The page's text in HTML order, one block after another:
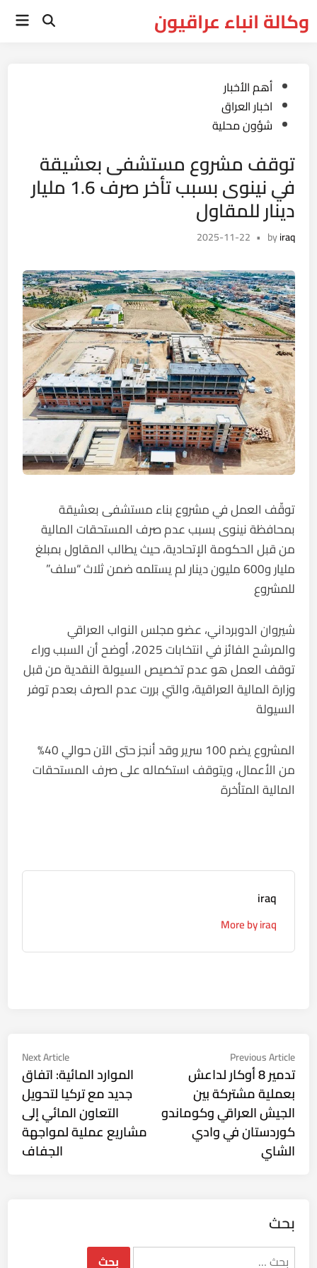
toوكالة انباء عراقيون Open
Posted
in
أهم الأخبار
اخبار العراق
شؤون محلية
توقف مشروع مستشفى بعشيقة
في نينوى بسبب تأخر صرف 1.6 مليار
دينار للمقاول
byiraq
•
2025-11-22
توقّف العمل في مشروع بناء مستشفى بعشيقة
بمحافظة نينوى بسبب عدم صرف المستحقات المالية
من قبل الحكومة الإتحادية، حيث يطالب المقاول بمبلغ
مليار و600 مليون دينار لم يستلمه ضمن ثلاث “سلف”
للمشروع
شيروان الدوبرداني، عضو مجلس النواب العراقي
والمرشح الفائز في انتخابات 2025، أوضح أن السبب وراء
توقف العمل هو عدم تخصيص السيولة النقدية من قبل
وزارة المالية العراقية، والتي بررت عدم الصرف بعدم توفر
السيولة
المشروع يضم 100 سرير وقد أنجز حتى الآن حوالي 40%
من الأعمال، ويتوقف استكماله على صرف المستحقات
المالية المتأخرة
iraq
More by iraq
تصفّح
المقالات
Previous Article
article:
تدمير 8 أوكار لداعش
بعملية مشتركة بين
الجيش العراقي وكوماندو
كوردستان في وادي
الشاي
Next Article
Next
الموارد المائية: اتفاق
جديد مع تركيا لتحويل
التعاون المائي إلى
مشاريع عملية لمواجهة
الجفاف
بحث
البحث